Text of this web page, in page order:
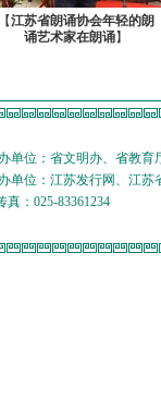
【江苏省朗诵协会年轻的朗
诵艺术家在朗诵】
办单位：省文明办、省教
办单位：江苏发行网、江
真：025-83361234